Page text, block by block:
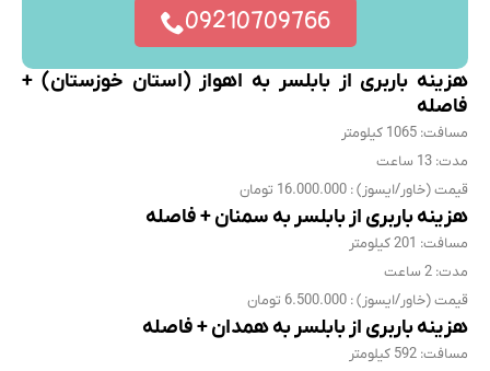
09210709766
هزینه باربری از بابلسر به اهواز (استان خوزستان) +
فاصله
مسافت: 1065 کیلومتر
مدت: 13 ساعت
قیمت (خاور/ایسوز) : 16.000.000 تومان
هزینه باربری از بابلسر به سمنان + فاصله
مسافت: 201 کیلومتر
مدت: 2 ساعت
قیمت (خاور/ایسوز) : 6.500.000 تومان
هزینه باربری از بابلسر به همدان + فاصله
مسافت: 592 کیلومتر